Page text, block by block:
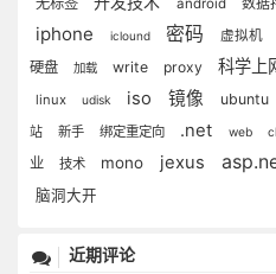
android
iphone
iclound 密码 虚拟机
硬盘
加载 write proxy 科学上
linux udisk iso 镜像 ubuntu
站
新手 绑定重定向 .net web
业
技术 mono jexus
脑洞大开
近期评论